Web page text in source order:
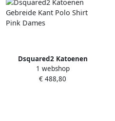
Dsquared2 Katoenen
Gebreide Kant Polo Shirt
Pink Dames
1 webshop
€ 488,80